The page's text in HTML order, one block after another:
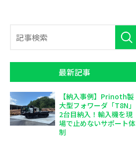
最新記事
【納入事例】Prinoth製
大型フォワーダ「T8N」
2台目納入！輸入機を現
場で止めないサポート体
制